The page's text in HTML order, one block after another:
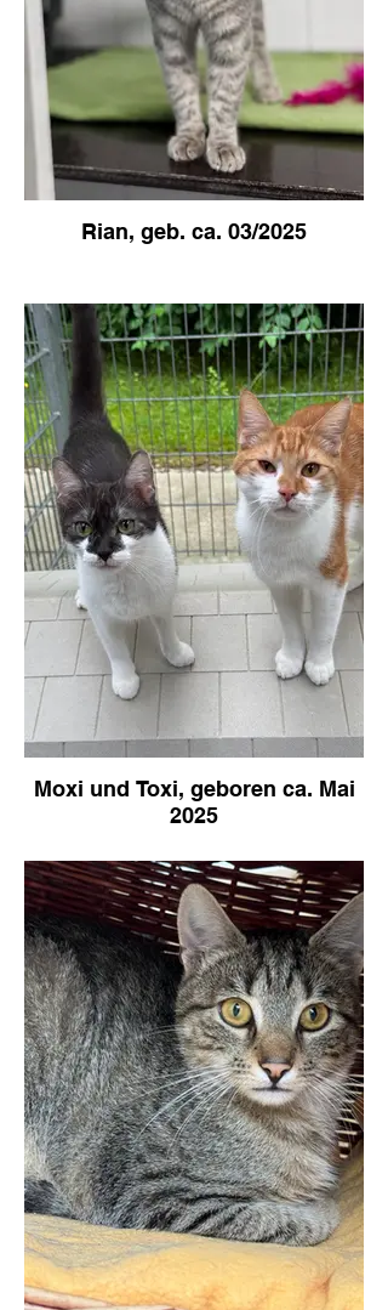
Rian, geb. ca. 03/2025
Moxi und Toxi, geboren ca. Mai
2025